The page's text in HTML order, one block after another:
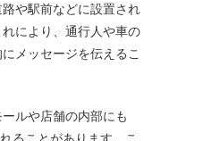
や駅前などに設置され
により、通行人や車の
メッセージを伝えるこ
ルや店舗の内部にも
ることがあります。こ